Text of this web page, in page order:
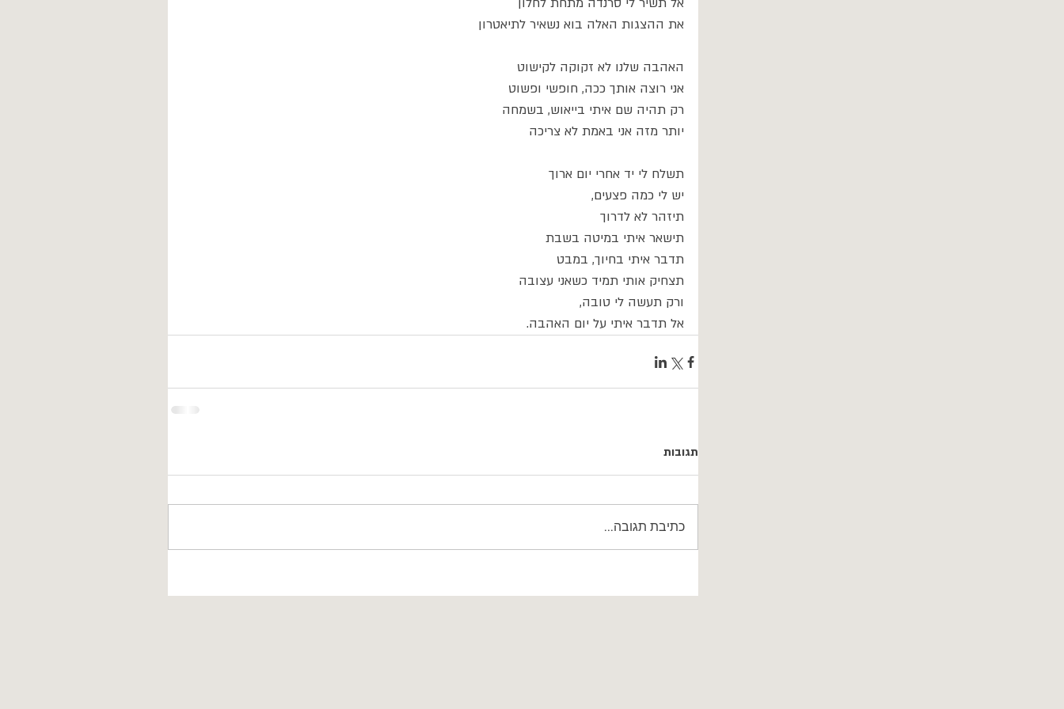
את ההצגות האלה בוא נשאיר לתיאטרון
האהבה שלנו לא זקוקה לקישוט
אני רוצה אותך ככה, חופשי ופשוט
רק תהיה שם איתי בייאוש, בשמחה
יותר מזה אני באמת לא צריכה
תשלח לי יד אחרי יום ארוך
יש לי כמה פצעים,
תיזהר לא לדרוך
תישאר איתי במיטה בשבת
תדבר איתי בחיוך, במבט
תצחיק אותי תמיד כשאני עצובה
ורק תעשה לי טובה,
אל תדבר איתי על יום האהבה.
תגובות
כתיבת תגובה...